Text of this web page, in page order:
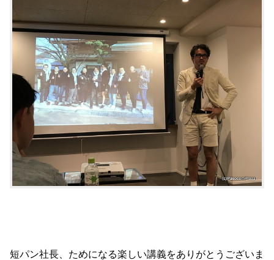
短パン社長、ためになる楽しい講義をありがとうございま